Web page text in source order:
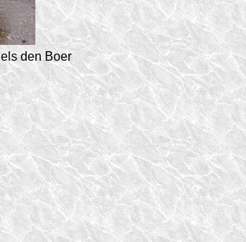
den Boer